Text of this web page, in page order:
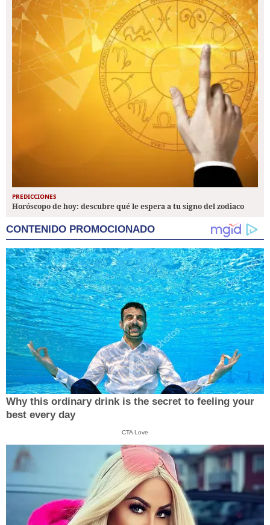
PREDICCIONES
Horóscopo de hoy: descubre qué le espera a tu signo del zodiaco
CONTENIDO PROMOCIONADO
Why this ordinary drink is the secret to feeling your
best every day
CTA Love